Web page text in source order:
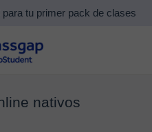
para tu primer pack de clases
nativos